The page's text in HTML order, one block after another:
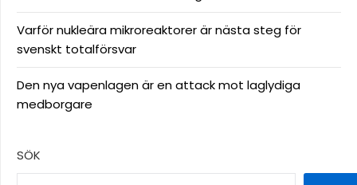
Varför nukleära mikroreaktorer är nästa steg för
svenskt totalförsvar
Den nya vapenlagen är en attack mot laglydiga
medborgare
SÖK